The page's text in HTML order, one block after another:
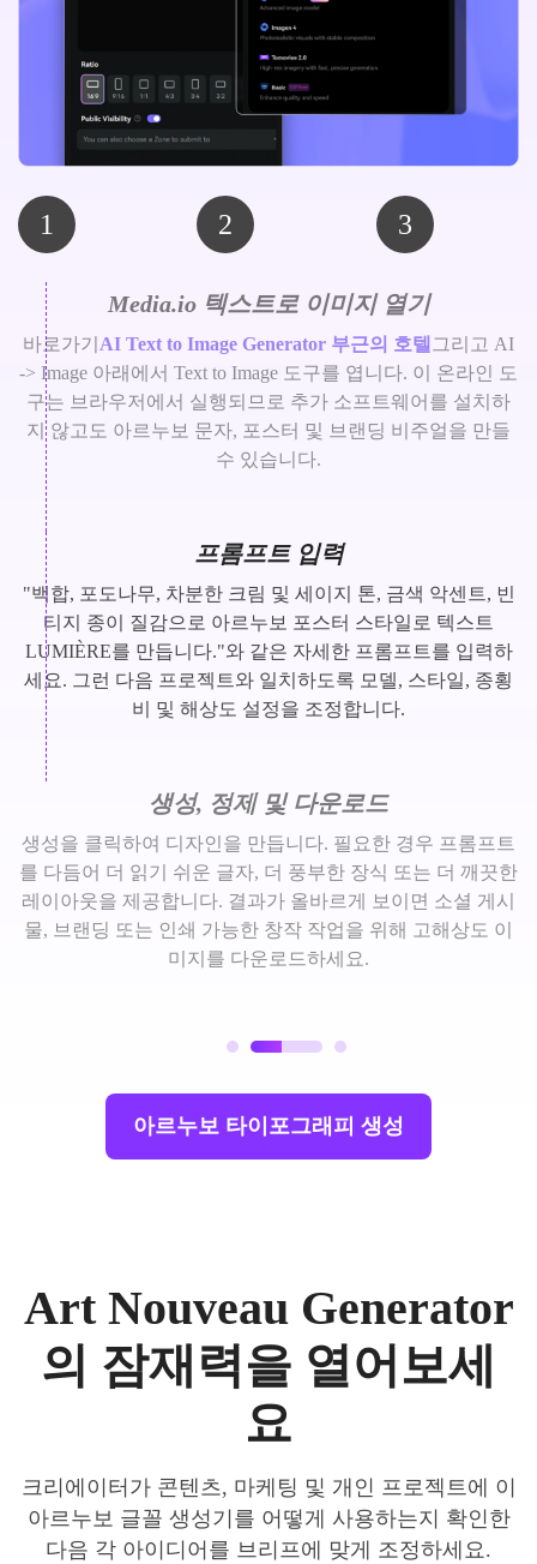
1 2 3
Media.io 텍스트로 이미지 열기
바로가기 AI Text to Image Generator 부근의 호텔 그리고 AI
-> Image 아래에서 Text to Image 도구를 엽니다. 이 온라인 도
구는 브라우저에서 실행되므로 추가 소프트웨어를 설치하
지 않고도 아르누보 문자, 포스터 및 브랜딩 비주얼을 만들
수 있습니다.
프롬프트 입력
"백합, 포도나무, 차분한 크림 및 세이지 톤, 금색 악센트, 빈
티지 종이 질감으로 아르누보 포스터 스타일로 텍스트
LUMIÈRE를 만듭니다."와 같은 자세한 프롬프트를 입력하
세요. 그런 다음 프로젝트와 일치하도록 모델, 스타일, 종횡
비 및 해상도 설정을 조정합니다.
생성, 정제 및 다운로드
생성을 클릭하여 디자인을 만듭니다. 필요한 경우 프롬프트
를 다듬어 더 읽기 쉬운 글자, 더 풍부한 장식 또는 더 깨끗한
레이아웃을 제공합니다. 결과가 올바르게 보이면 소셜 게시
물, 브랜딩 또는 인쇄 가능한 창작 작업을 위해 고해상도 이
미지를 다운로드하세요.
아르누보 타이포그래피 생성
Art Nouveau Generator
의 잠재력을 열어보세
요
크리에이터가 콘텐츠, 마케팅 및 개인 프로젝트에 이
아르누보 글꼴 생성기를 어떻게 사용하는지 확인한
다음 각 아이디어를 브리프에 맞게 조정하세요.